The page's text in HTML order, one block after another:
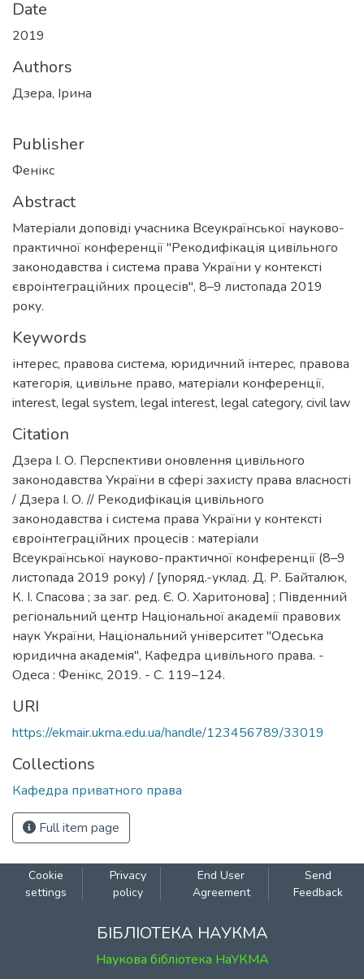
Date
2019
Authors
Дзера, Ірина
Publisher
Фенікс
Abstract
Матеріали доповіді учасника Всеукраїнської науково-
практичної конференції "Рекодифікація цивільного
законодавства і система права України у контексті
євроінтеграційних процесів", 8–9 листопада 2019
року.
Keywords
інтерес, правова система, юридичний інтерес, правова
категорія, цивільне право, матеріали конференції,
interest, legal system, legal interest, legal category, civil law
Citation
Дзера І. О. Перспективи оновлення цивільного
законодавства України в сфері захисту права власності
/ Дзера І. О. // Рекодифікація цивільного
законодавства і система права України у контексті
євроінтеграційних процесів : матеріали
Всеукраїнської науково-практичної конференції (8–9
листопада 2019 року) / [упоряд.-уклад. Д. Р. Байталюк,
К. І. Спасова ; за заг. ред. Є. О. Харитонова] ; Південний
регіональний центр Національної академії правових
наук України, Національний університет "Одеська
юридична академія", Кафедра цивільного права. -
Одеса : Фенікс, 2019. - С. 119–124.
URI
https://ekmair.ukma.edu.ua/handle/123456789/33019
Collections
Кафедра приватного права
Full item page
Cookie
settings
Privacy
policy
End User
Agreement
Send
Feedback
БІБЛІОТЕКА НАУКМА
Наукова бібліотека НаУКМА